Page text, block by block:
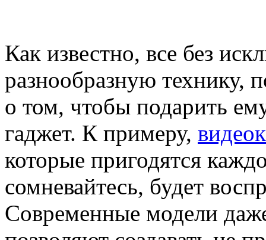
Как известно, все без
разнообразную технику,
о том, чтобы подарить
гаджет. К примеру,
которые пригодятся
сомневайтесь, будет
Современные модели